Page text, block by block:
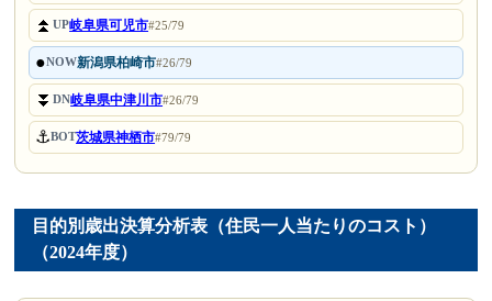
⏫UP岐阜県可児市#25/79
●NOW新潟県柏崎市#26/79
⏬DN岐阜県中津川市#26/79
⚓BOT茨城県神栖市#79/79
目的別歳出決算分析表（住民一人当たりのコスト）
（2024年度）